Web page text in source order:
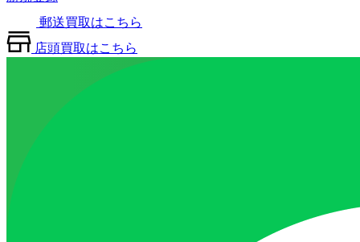
郵送買取はこちら
店頭買取はこちら